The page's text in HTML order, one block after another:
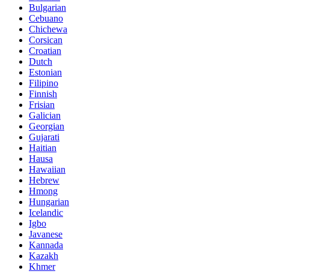
Bulgarian
Cebuano
Chichewa
Corsican
Croatian
Dutch
Estonian
Filipino
Finnish
Frisian
Galician
Georgian
Gujarati
Haitian
Hausa
Hawaiian
Hebrew
Hmong
Hungarian
Icelandic
Igbo
Javanese
Kannada
Kazakh
Khmer